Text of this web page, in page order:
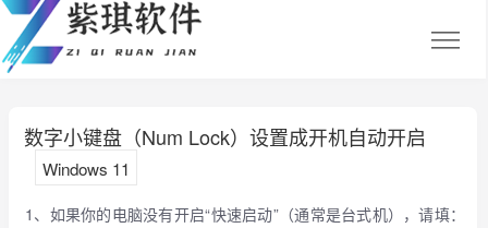
数字小键盘（Num Lock）设置成开机自动开启
Windows 11
1、如果你的电脑没有开启“快速启动”（通常是台式机），请填：